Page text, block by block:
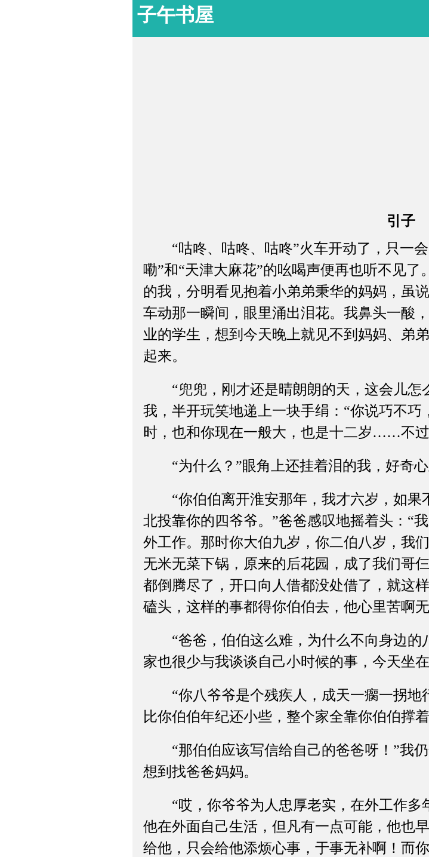
子午书屋
引子
“咕咚、咕咚、咕咚”火车开动了，只一会
嘞”和“天津大麻花”的吆喝声便再也听不见
的我，分明看见抱着小弟弟秉华的妈妈，虽
车动那一瞬间，眼里涌出泪花。我鼻头一酸
业的学生，想到今天晚上就见不到妈妈、弟
起来。
“兜兜，刚才还是晴朗朗的天，这会儿怎
我，半开玩笑地递上一块手绢：“你说巧不
时，也和你现在一般大，也是十二岁……不
“为什么？”眼角上还挂着泪的我，好奇心
“你伯伯离开淮安那年，我才六岁，如果
北投靠你的四爷爷。”爸爸感叹地摇着头：“
外工作。那时你大伯九岁，你二伯八岁，我
无米无菜下锅，原来的后花园，成了我们哥
都倒腾尽了，开口向人借都没处借了，就这
磕头，这样的事都得你伯伯去，他心里苦啊
“爸爸，伯伯这么难，为什么不向身边的
家也很少与我谈谈自己小时候的事，今天坐
“你八爷爷是个残疾人，成天一瘸一拐地
比你伯伯年纪还小些，整个家全靠你伯伯撑
“那伯伯应该写信给自己的爸爸呀！”我仍
想到找爸爸妈妈。
“哎，你爷爷为人忠厚老实，在外工作多
他在外面自己生活，但凡有一点可能，他也
给他，只会给他添烦心事，于事无补啊！而